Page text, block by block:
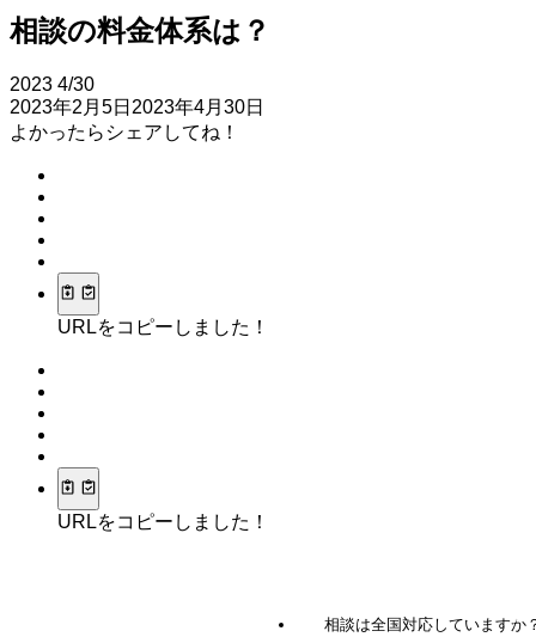
相談の料金体系は？
2023 4/30
2023年2月5日 2023年4月30日
よかったらシェアしてね！
URLをコピーしました！
URLをコピーしました！
相談は全国対応していますか